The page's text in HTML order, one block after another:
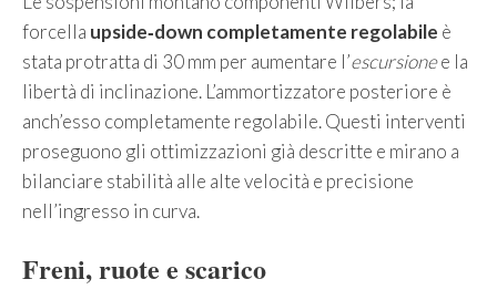
forcella upside‑down completamente regolabile è
stata protratta di 30 mm per aumentare l’escursionee la
libertà di inclinazione. L’ammortizzatore posteriore è
anch’esso completamente regolabile. Questi interventi
proseguono gli ottimizzazioni già descritte e mirano a
bilanciare stabilità alle alte velocità e precisione
nell’ingresso in curva.
Freni, ruote e scarico